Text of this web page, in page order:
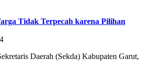
Tidak Terpecah karena Pilihan
Daerah (Sekda) Kabupaten Garut,